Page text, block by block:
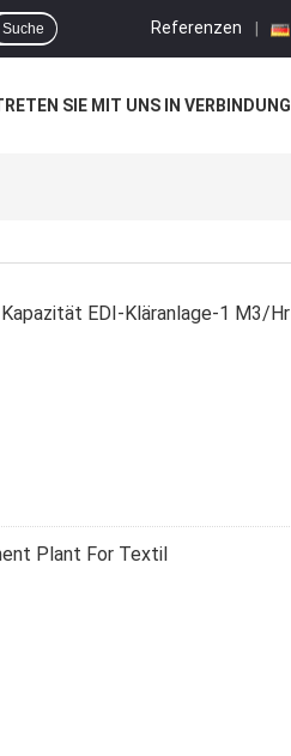
Referenzen |
Suche
SIE MIT UNS IN VERBINDUNG
EDI-Kläranlage-1 M3/Hr
Plant For Textil